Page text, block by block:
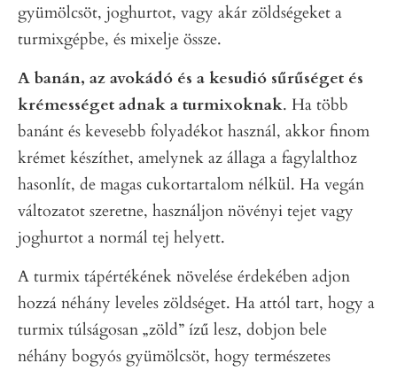
gyümölcsöt, joghurtot, vagy akár zöldségeket a
turmixgépbe, és mixelje össze.
A banán, az avokádó és a kesudió sűrűséget és
krémességet adnak a turmixoknak. Ha több
banánt és kevesebb folyadékot használ, akkor finom
krémet készíthet, amelynek az állaga a fagylalthoz
hasonlít, de magas cukortartalom nélkül. Ha vegán
változatot szeretne, használjon növényi tejet vagy
joghurtot a normál tej helyett.
A turmix tápértékének növelése érdekében adjon
hozzá néhány leveles zöldséget. Ha attól tart, hogy a
turmix túlságosan „zöld” ízű lesz, dobjon bele
néhány bogyós gyümölcsöt, hogy természetes